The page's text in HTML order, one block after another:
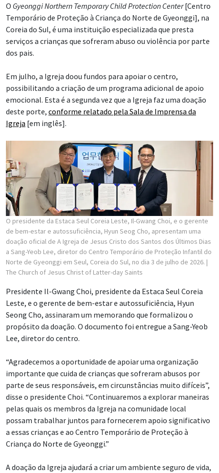
O Gyeonggi Northern Temporary Child Protection Center[Centro
Temporário de Proteção à Criança do Norte de Gyeonggi], na
Coreia do Sul, é uma instituição especializada que presta
serviços a crianças que sofreram abuso ou violência por parte
dos pais.
Em julho, a Igreja doou fundos para apoiar o centro,
possibilitando a criação de um programa adicional de apoio
emocional. Esta é a segunda vez que a Igreja faz uma doação
deste porte, conforme relatado pela Sala de Imprensa da
Igreja [em inglês].
O presidente da Estaca Seul Coreia Leste, Il-Gwang Choi, e o gerente
de bem-estar e autossuficiência, Hyun Seog Cho, apresentam uma
doação oficial de A Igreja de Jesus Cristo dos Santos dos Últimos Dias
a Sang-Yeob Lee, diretor do Centro Temporário de Proteção Infantil do
Norte de Gyeonggi em Seul, Coreia do Sul, no dia 3 de julho de 2026. |
The Church of Jesus Christ of Latter-day Saints
Presidente Il-Gwang Choi, presidente da Estaca Seul Coreia
Leste, e o gerente de bem-estar e autossuficiência, Hyun
Seong Cho, assinaram um memorando que formalizou o
propósito da doação. O documento foi entregue a Sang-Yeob
Lee, diretor do centro.
“Agradecemos a oportunidade de apoiar uma organização
importante que cuida de crianças que sofreram abusos por
parte de seus responsáveis, em circunstâncias muito difíceis”,
disse o presidente Choi. “Continuaremos a explorar maneiras
pelas quais os membros da Igreja na comunidade local
possam trabalhar juntos para fornecerem apoio significativo
a essas crianças e ao Centro Temporário de Proteção à
Criança do Norte de Gyeonggi.”
A doação da Igreja ajudará a criar um ambiente seguro de vida,